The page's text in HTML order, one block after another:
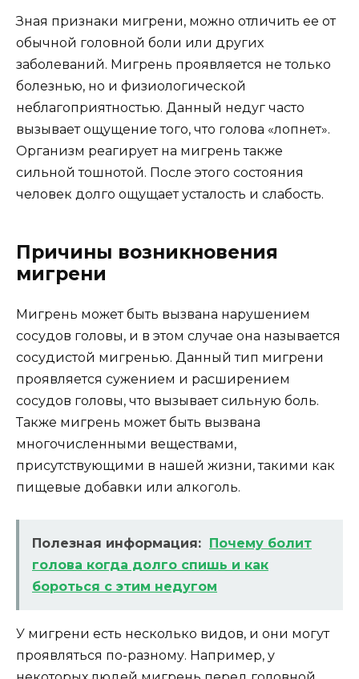
Зная признаки мигрени, можно отличить ее от
обычной головной боли или других
заболеваний. Мигрень проявляется не только
болезнью, но и физиологической
неблагоприятностью. Данный недуг часто
вызывает ощущение того, что голова «лопнет».
Организм реагирует на мигрень также
сильной тошнотой. После этого состояния
человек долго ощущает усталость и слабость.
Причины возникновения
мигрени
Мигрень может быть вызвана нарушением
сосудов головы, и в этом случае она называется
сосудистой мигренью. Данный тип мигрени
проявляется сужением и расширением
сосудов головы, что вызывает сильную боль.
Также мигрень может быть вызвана
многочисленными веществами,
присутствующими в нашей жизни, такими как
пищевые добавки или алкоголь.
Полезная информация:
Почему болит
голова когда долго спишь и как
бороться с этим недугом
У мигрени есть несколько видов, и они могут
проявляться по-разному. Например, у